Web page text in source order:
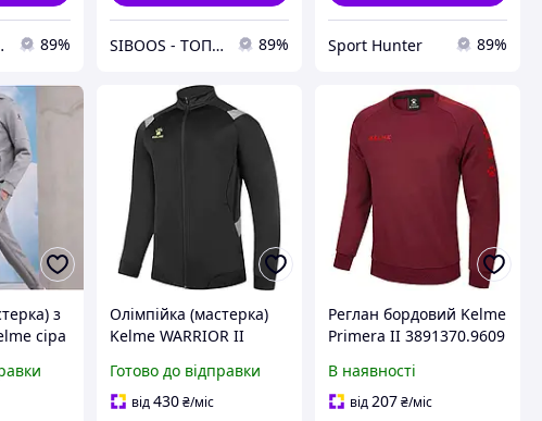
цінами :) 89% SIBOOS - ТОПові товари за класними цінами :) 89% Sport Hunter 89%
з
сіра
Олімпійка (мастерка)
Kelme WARRIOR II
8161WT1005.9000
Готово до відправки
від430 ₴/міс
Реглан бордовий Kelme
Primera II 3891370.9609
В наявності
від207₴/міс